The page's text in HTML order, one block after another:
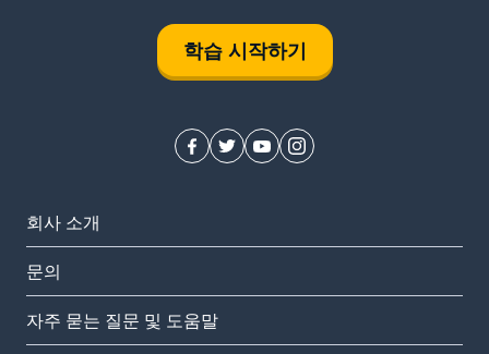
학습 시작하기
회사 소개
문의
자주 묻는 질문 및 도움말